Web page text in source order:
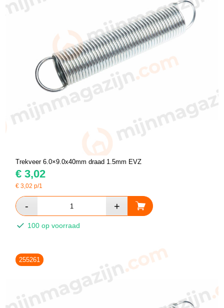
Trekveer 6.0×9.0x40mm draad 1.5mm EVZ
€ 3,02
€3,02 p/1
100 op voorraad
255261